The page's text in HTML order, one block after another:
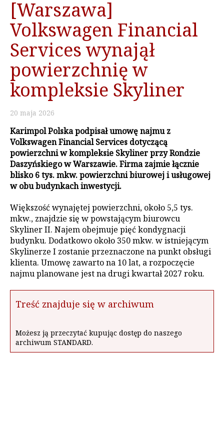
[Warszawa]
Volkswagen Financial
Services wynajął
powierzchnię w
kompleksie Skyliner
20 maja 2026
Karimpol Polska podpisał umowę najmu z
Volkswagen Financial Services dotyczącą
powierzchni w kompleksie Skyliner przy Rondzie
Daszyńskiego w Warszawie. Firma zajmie łącznie
blisko 6 tys. mkw. powierzchni biurowej i usługowej
w obu budynkach inwestycji.
Większość wynajętej powierzchni, około 5,5 tys.
mkw., znajdzie się w powstającym biurowcu
Skyliner II. Najem obejmuje pięć kondygnacji
budynku. Dodatkowo około 350 mkw. w istniejącym
Skylinerze I zostanie przeznaczone na punkt obsługi
klienta. Umowę zawarto na 10 lat, a rozpoczęcie
najmu planowane jest na drugi kwartał 2027 roku.
Treść znajduje się w archiwum
Możesz ją przeczytać kupując dostęp do naszego
archiwum STANDARD.